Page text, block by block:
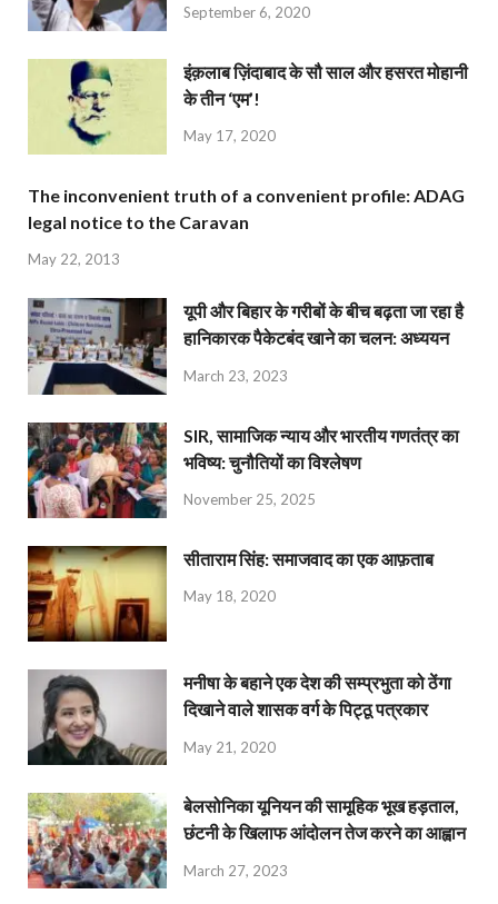
September 6, 2020
इंक़लाब ज़िंदाबाद के सौ साल और हसरत मोहानी
के तीन ‘एम’!
May 17, 2020
The inconvenient truth of a convenient profile: ADAG
legal notice to the Caravan
May 22, 2013
यूपी और बिहार के गरीबों के बीच बढ़ता जा रहा है
हानिकारक पैकेटबंद खाने का चलन: अध्ययन
March 23, 2023
SIR, सामाजिक न्याय और भारतीय गणतंत्र का
भविष्य: चुनौतियों का विश्लेषण
November 25, 2025
सीताराम सिंह: समाजवाद का एक आफ़ताब
May 18, 2020
मनीषा के बहाने एक देश की सम्प्रभुता को ठेंगा
दिखाने वाले शासक वर्ग के पिट्ठू पत्रकार
May 21, 2020
बेलसोनिका यूनियन की सामूहिक भूख हड़ताल,
छंटनी के खिलाफ आंदोलन तेज करने का आह्वान
March 27, 2023